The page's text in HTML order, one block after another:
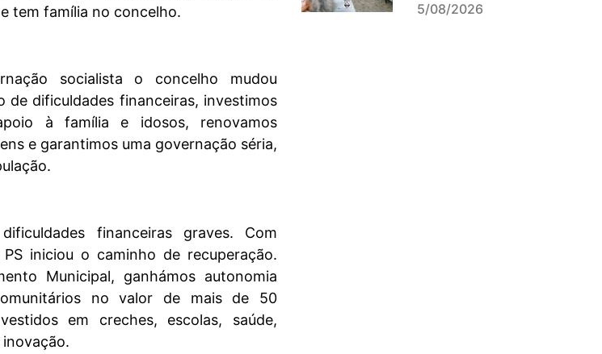
tem família no concelho.
socialista o concelho mudou
de dificuldades financeiras, investimos
à família e idosos, renovamos
e garantimos uma governação séria,
financeiras graves. Com
iniciou o caminho de recuperação.
Municipal, ganhámos autonomia
no valor de mais de 50
em creches, escolas, saúde,
5/08/2026